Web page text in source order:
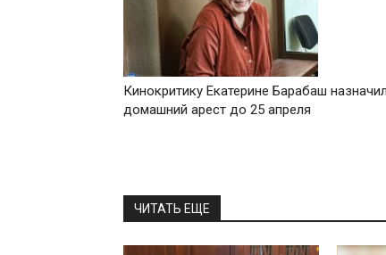
Кинокритику Екатерине Барабаш
домашний арест до 25 апреля
ЧИТАТЬ ЕЩЕ